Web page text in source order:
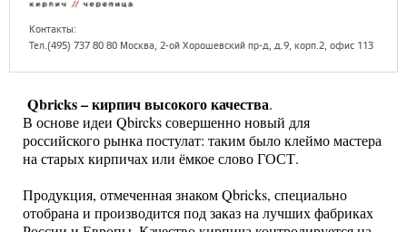
Контакты:
Тел.(495) 737 80 80 Москва, 2-ой Хорошевский пр-д, д.9, корп.2, офис 113
Qbricks – кирпич высокого качества.
В основе идеи Qbircks совершенно новый для
российского рынка постулат: таким было клеймо мастера
на старых кирпичах или ёмкое слово ГОСТ.
Продукция, отмеченная знаком Qbricks, специально
отобрана и производится под заказ на лучших фабриках